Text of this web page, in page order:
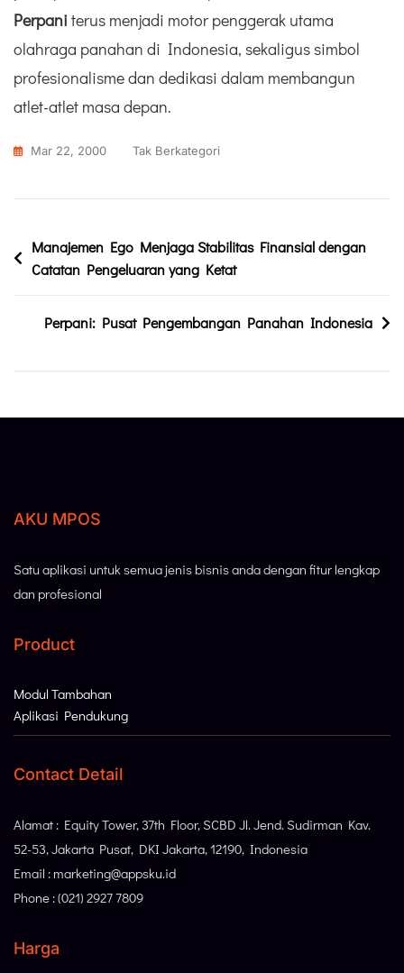
Perpani terus menjadi motor penggerak utama
olahraga panahan di Indonesia, sekaligus simbol
profesionalisme dan dedikasi dalam membangun
atlet-atlet masa depan.
Mar 22, 2000 Tak Berkategori
Manajemen Ego Menjaga Stabilitas Finansial dengan
Catatan Pengeluaran yang Ketat
Perpani: Pusat Pengembangan Panahan Indonesia
AKU MPOS
Satu aplikasi untuk semua jenis bisnis anda dengan fitur lengkap
dan profesional
Product
Modul Tambahan
Aplikasi Pendukung
Contact Detail
Alamat : Equity Tower, 37th Floor, SCBD Jl. Jend. Sudirman Kav.
52-53, Jakarta Pusat, DKI Jakarta, 12190, Indonesia
Email : marketing@appsku.id
Phone : (021) 2927 7809
Harga